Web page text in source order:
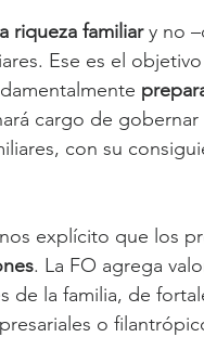
riqueza familiar y no
Ese es el
cargo de
con su
explícito que los
. La FO agrega
de la familia, de
o